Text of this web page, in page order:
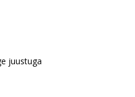
juustuga